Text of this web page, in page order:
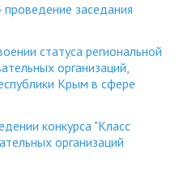
заседания
статуса региональной
организаций,
Крым в сфере
конкурса "Класс
организаций